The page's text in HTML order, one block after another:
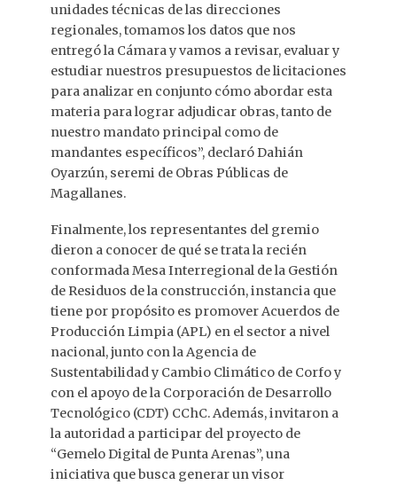
unidades técnicas de las direcciones
regionales, tomamos los datos que nos
entregó la Cámara y vamos a revisar, evaluar y
estudiar nuestros presupuestos de licitaciones
para analizar en conjunto cómo abordar esta
materia para lograr adjudicar obras, tanto de
nuestro mandato principal como de
mandantes específicos”, declaró Dahián
Oyarzún, seremi de Obras Públicas de
Magallanes.
Finalmente, los representantes del gremio
dieron a conocer de qué se trata la recién
conformada Mesa Interregional de la Gestión
de Residuos de la construcción, instancia que
tiene por propósito es promover Acuerdos de
Producción Limpia (APL) en el sector a nivel
nacional, junto con la Agencia de
Sustentabilidad y Cambio Climático de Corfo y
con el apoyo de la Corporación de Desarrollo
Tecnológico (CDT) CChC. Además, invitaron a
la autoridad a participar del proyecto de
“Gemelo Digital de Punta Arenas”, una
iniciativa que busca generar un visor